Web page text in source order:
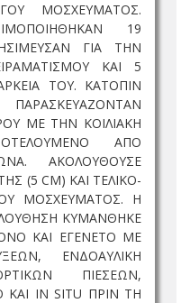
ΜΟΣΧΕΥΜΑΤΟΣ.
19
ΓΙΑ ΤΗΝ
ΚΑΙ 5
ΤΟΥ. ΚΑΤΟΠΙΝ
ΜΕ ΤΗΝ ΚΟΙΛΙΑΚΗ
ΑΠΟ
ΑΚΟΛΟΥΘΟΥΣΕ
(5 CM) ΚΑΙ ΤΕΛΙΚΟ-
ΜΟΣΧΕΥΜΑΤΟΣ. Η
ΚΥΜΑΝΘΗΚΕ
ΚΑΙ ΕΓΕΝΕΤΟ ΜΕ
ΕΝΔΟΑΥΛΙΚΗ
ΠΙΕΣΕΩΝ,
ΚΑΙ IN SITU ΠΡΙΝ ΤΗ